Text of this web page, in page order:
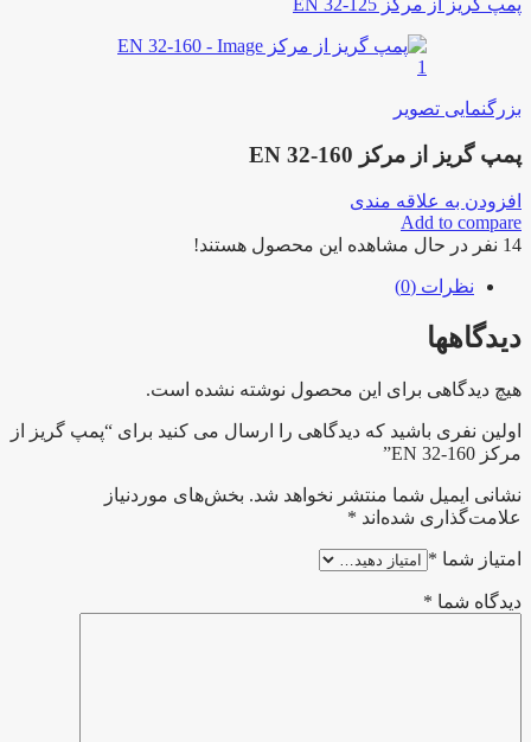
پمپ گریز از مرکز EN 32-125
بزرگنمایی تصویر
پمپ گریز از مرکز EN 32-160
افزودن به علاقه مندی
Add to compare
14 نفر در حال مشاهده این محصول هستند!
نظرات (0)
دیدگاهها
هیچ دیدگاهی برای این محصول نوشته نشده است.
اولین نفری باشید که دیدگاهی را ارسال می کنید برای “پمپ گریز از
مرکز EN 32-160”
نشانی ایمیل شما منتشر نخواهد شد. بخش‌های موردنیاز
علامت‌گذاری شده‌اند *
امتیاز شما *
دیدگاه شما *